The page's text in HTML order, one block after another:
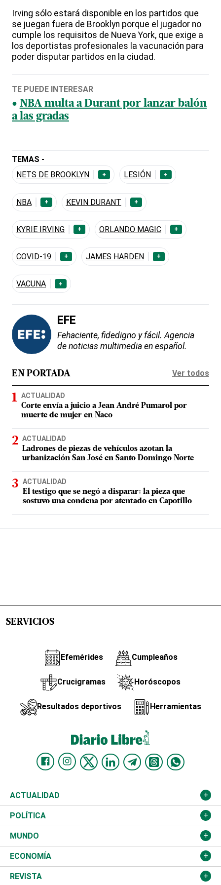
Irving sólo estará disponible en los partidos que
se juegan fuera de Brooklyn porque el jugador no
cumple los requisitos de Nueva York, que exige a
los deportistas profesionales la vacunación para
poder disputar partidos en la ciudad.
TE PUEDE INTERESAR
NBA multa a Durant por lanzar balón
a las gradas
TEMAS -
NETS DE BROOKLYN
+ LESIÓN +
NBA + KEVIN DURANT +
KYRIE IRVING + ORLANDO MAGIC +
COVID-19 + JAMES HARDEN +
VACUNA +
EFE
Fehaciente, fidedigno y fácil. Agencia
de noticias multimedia en español.
EN PORTADA Ver todos
ACTUALIDAD
Corte envía a juicio a Jean André Pumarol por
muerte de mujer en Naco
ACTUALIDAD
Ladrones de piezas de vehículos azotan la
urbanización San José en Santo Domingo Norte
ACTUALIDAD
El testigo que se negó a disparar: la pieza que
sostuvo una condena por atentado en Capotillo
SERVICIOS
Efemérides Cumpleaños
Crucigramas Horóscopos
Resultados deportivos Herramientas
ACTUALIDAD
Nacional
Ciudad
Educación
Salud
POLÍTICA
Partidos
JCE
TSE
MUNDO
Estados Unidos
América Latina
ECONOMÍA
Finanzas
REVISTA